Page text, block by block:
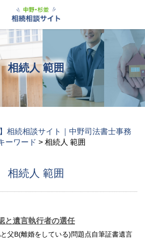
相続人 範囲
相続相談サイト｜中野司法書士事務
ーワード > 相続人 範囲
相続人 範囲
と遺言執行者の選任
父B(離婚をしている)問題点自筆証書遺言